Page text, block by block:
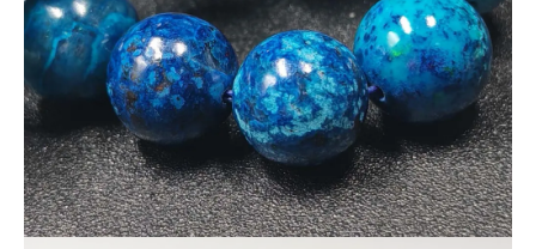
🌟
今回入荷した8本は、いずれも発色が美しく、幻想的な色合
いを持つ厳選品です。
🌟１点ずつ表情が異なるため、お気に入りの１本をぜひお選び
ください。
🌟数量限定！お早めにどうぞ！🌟